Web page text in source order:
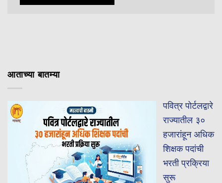
आताच्या बातम्या
पवित्र पोर्टलद्वारे
राज्यातील ३०
हजारांहून अधिक
शिक्षक पदांची
भरती प्रक्रिया
सुरू